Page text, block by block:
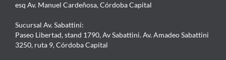
esq Av. Manuel Cardeñosa, Córdoba Capital
Sucursal Av. Sabattini:
Paseo Libertad, stand 1790, Av Sabattini. Av. Amadeo Sabattini
3250, ruta 9, Córdoba Capital